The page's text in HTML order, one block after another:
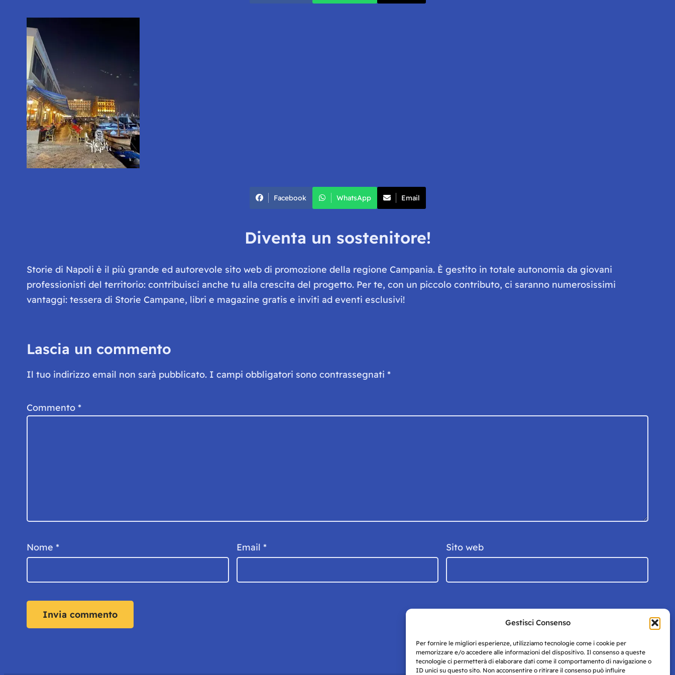
Gestisci Consenso
Per fornire le migliori esperienze, utilizziamo tecnologie come i cookie per
memorizzare e/o accedere alle informazioni del dispositivo. Il consenso a queste
tecnologie ci permetterà di elaborare dati come il comportamento di navigazione o
ID unici su questo sito. Non acconsentire o ritirare il consenso può influire
Facebook WhatsApp Email
Diventa un sostenitore!
Storie di Napoli è il più grande ed autorevole sito web di promozione della regione Campania. È gestito in totale autonomia da giovani
professionisti del territorio: contribuisci anche tu alla crescita del progetto. Per te, con un piccolo contributo, ci saranno numerosissimi
vantaggi: tessera di Storie Campane, libri e magazine gratis e inviti ad eventi esclusivi!
Lascia un commento
Il tuo indirizzo email non sarà pubblicato. I campi obbligatori sono contrassegnati *
Commento *
Nome * Email * Sito web